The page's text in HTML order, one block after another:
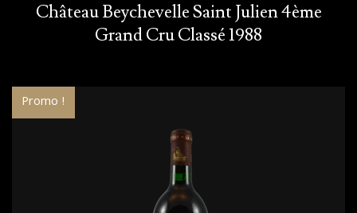
Château Beychevelle Saint Julien 4ème
Grand Cru Classé 1988
Promo !